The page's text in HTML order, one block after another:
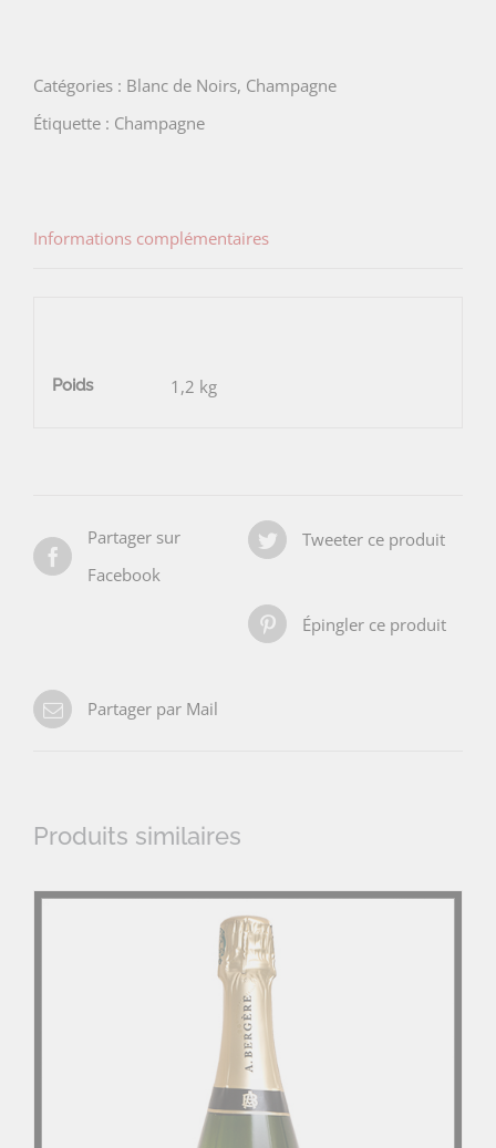
Catégories : Blanc de Noirs, Champagne
Étiquette : Champagne
Informations complémentaires
Poids 1,2 kg
Partager sur
Facebook
Tweeter ce produit
Épingler ce produit
Partager par Mail
Produits similaires